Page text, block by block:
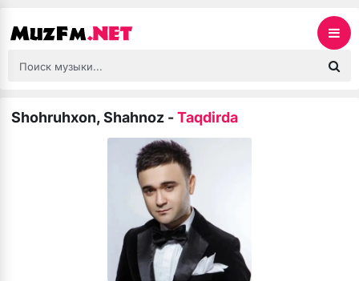
Shohruhxon, Shahnoz -Taqdirda